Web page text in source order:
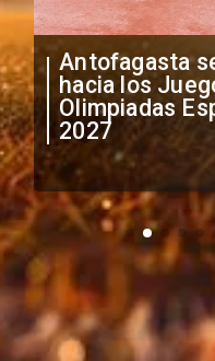
"Falta de
anuncia
irregular de
extranjeros